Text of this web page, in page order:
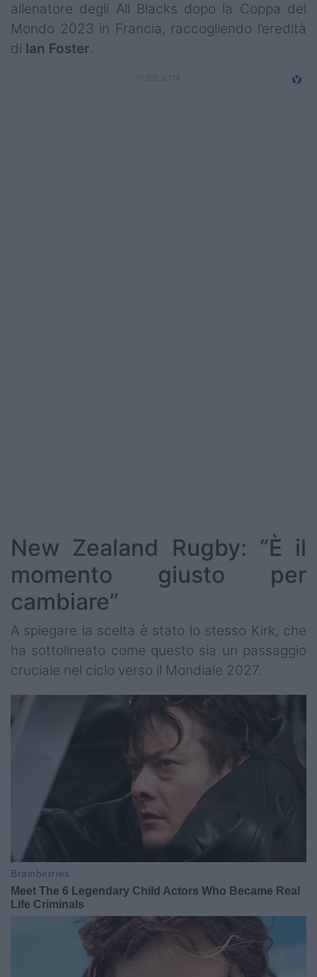
allenatore degli All Blacks dopo la Coppa del
Mondo 2023 in Francia, raccogliendo l’eredità
di Ian Foster.
New Zealand Rugby: “È il
momento giusto per
cambiare”
A spiegare la scelta è stato lo stesso Kirk, che
ha sottolineato come questo sia un passaggio
cruciale nel ciclo verso il Mondiale 2027.